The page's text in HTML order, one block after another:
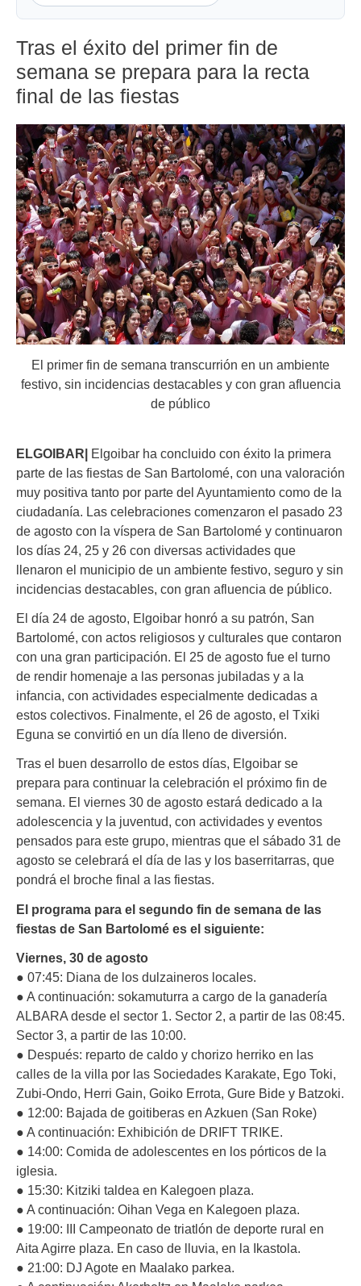
Tras el éxito del primer fin de
semana se prepara para la recta
final de las fiestas
El primer fin de semana transcurrión en un ambiente
festivo, sin incidencias destacables y con gran afluencia
de público
ELGOIBAR| Elgoibar ha concluido con éxito la primera
parte de las fiestas de San Bartolomé, con una valoración
muy positiva tanto por parte del Ayuntamiento como de la
ciudadanía. Las celebraciones comenzaron el pasado 23
de agosto con la víspera de San Bartolomé y continuaron
los días 24, 25 y 26 con diversas actividades que
llenaron el municipio de un ambiente festivo, seguro y sin
incidencias destacables, con gran afluencia de público.
El día 24 de agosto, Elgoibar honró a su patrón, San
Bartolomé, con actos religiosos y culturales que contaron
con una gran participación. El 25 de agosto fue el turno
de rendir homenaje a las personas jubiladas y a la
infancia, con actividades especialmente dedicadas a
estos colectivos. Finalmente, el 26 de agosto, el Txiki
Eguna se convirtió en un día lleno de diversión.
Tras el buen desarrollo de estos días, Elgoibar se
prepara para continuar la celebración el próximo fin de
semana. El viernes 30 de agosto estará dedicado a la
adolescencia y la juventud, con actividades y eventos
pensados para este grupo, mientras que el sábado 31 de
agosto se celebrará el día de las y los baserritarras, que
pondrá el broche final a las fiestas.
El programa para el segundo fin de semana de las
fiestas de San Bartolomé es el siguiente:
Viernes, 30 de agosto
● 07:45: Diana de los dulzaineros locales.
● A continuación: sokamuturra a cargo de la ganadería
ALBARA desde el sector 1. Sector 2, a partir de las 08:45.
Sector 3, a partir de las 10:00.
● Después: reparto de caldo y chorizo herriko en las
calles de la villa por las Sociedades Karakate, Ego Toki,
Zubi-Ondo, Herri Gain, Goiko Errota, Gure Bide y Batzoki.
● 12:00: Bajada de goitiberas en Azkuen (San Roke)
● A continuación: Exhibición de DRIFT TRIKE.
● 14:00: Comida de adolescentes en los pórticos de la
iglesia.
● 15:30: Kitziki taldea en Kalegoen plaza.
● A continuación: Oihan Vega en Kalegoen plaza.
● 19:00: III Campeonato de triatlón de deporte rural en
Aita Agirre plaza. En caso de lluvia, en la Ikastola.
● 21:00: DJ Agote en Maalako parkea.